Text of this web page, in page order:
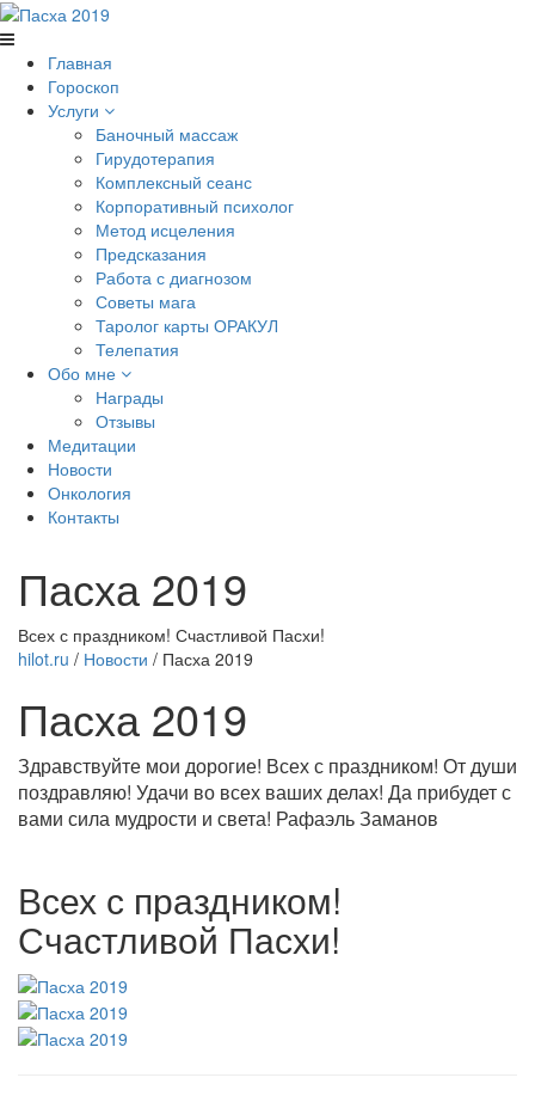
Главная
Гороскоп
Услуги
Баночный массаж
Гирудотерапия
Комплексный сеанс
Корпоративный психолог
Метод исцеления
Предсказания
Работа с диагнозом
Советы мага
Таролог карты ОРАКУЛ
Телепатия
Обо мне
Награды
Отзывы
Медитации
Новости
Онкология
Контакты
Пасха 2019
Всех с праздником! Счастливой Пасхи!
hilot.ru / Новости / Пасха 2019
Пасха 2019
Здравствуйте мои дорогие! Всех с праздником! От души
поздравляю! Удачи во всех ваших делах! Да прибудет с
вами сила мудрости и света! Рафаэль Заманов
Всех с праздником!
Счастливой Пасхи!